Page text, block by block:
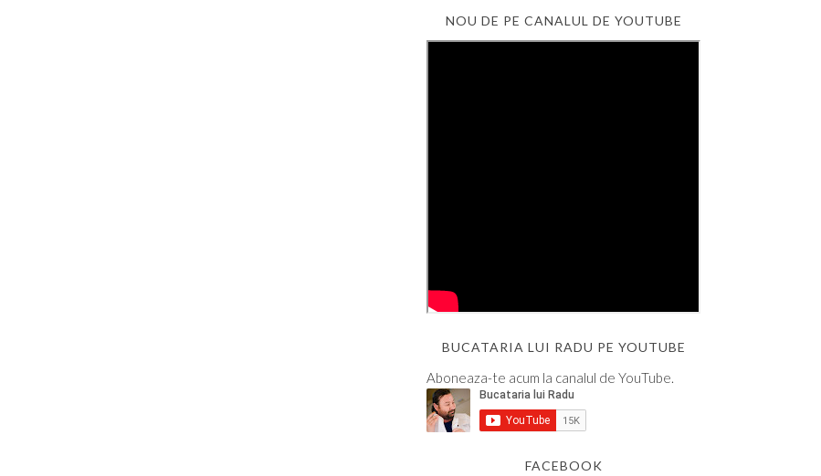
NOU DE PE CANALUL DE YOUTUBE
BUCATARIA LUI RADU PE YOUTUBE
Aboneaza-te acum la canalul de YouTube.
FACEBOOK